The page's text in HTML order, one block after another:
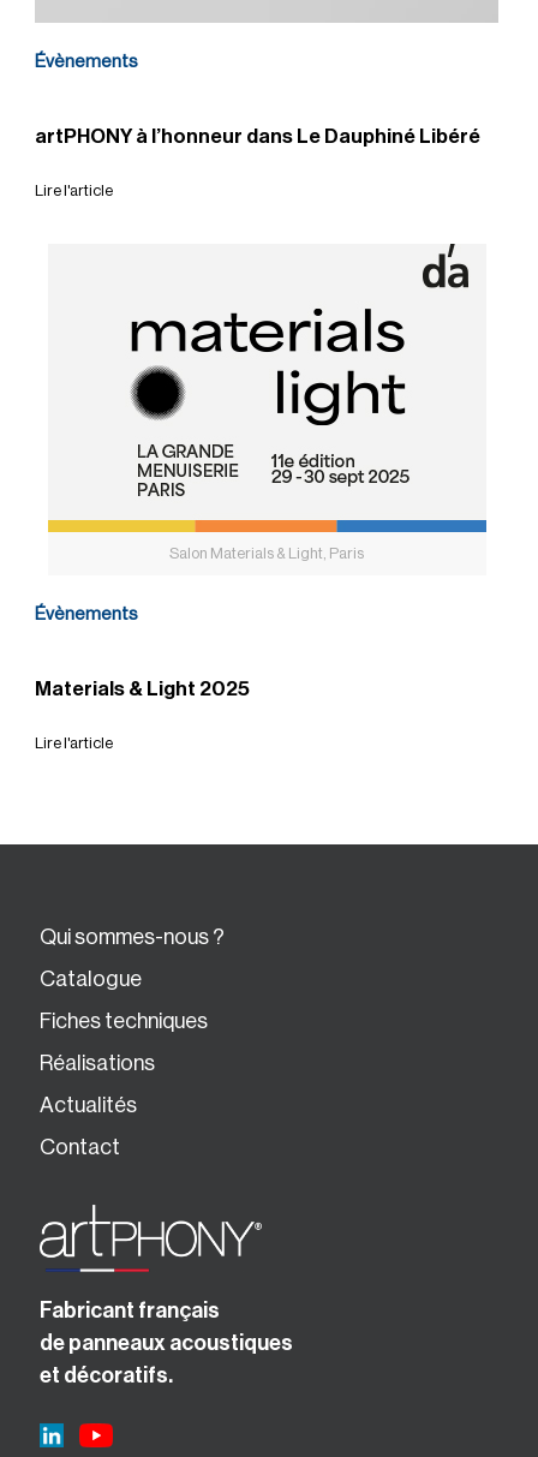
Évènements
artPHONY à l’honneur dans Le Dauphiné Libéré
Lire l'article
Salon Materials & Light, Paris
Évènements
Materials & Light 2025
Lire l'article
Qui sommes-nous ?
Catalogue
Fiches techniques
Réalisations
Actualités
Contact
Fabricant français
de panneaux acoustiques
et décoratifs.